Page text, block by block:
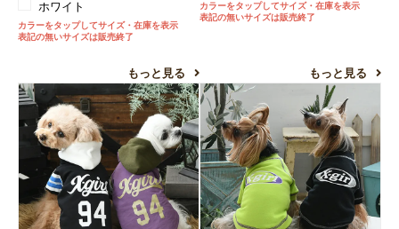
ホワイト
カラーをタップしてサイズ・在庫を表示
表記の無いサイズは販売終了
もっと見る
カラーをタップしてサイズ・在庫を表示
表記の無いサイズは販売終了
もっと見る